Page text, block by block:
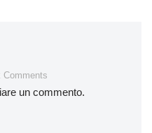
Comments
un commento.